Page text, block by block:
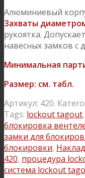
Алюминиевый
Захваты
рукоятка.
навесных замков с
Минимальная
Размер: см. табл.
Артикул: 420.
Tags: lockout tagout,
блокировка
замки для
блокировки,
420, процедура
система lockout